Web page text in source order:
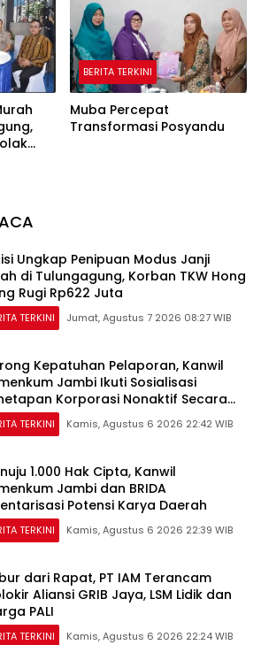
BERITA TERKINI
Muba Percepat
Transformasi Posyandu
Ungkap Penipuan Modus Janji
di Tulungagung, Korban TKW Hong
Rugi Rp622 Juta
TERKINI Jumat, Agustus 7 2026 08:27 WIB
Kepatuhan Pelaporan, Kanwil
Jambi Ikuti Sosialisasi
Korporasi Nonaktif Secara
TERKINI Kamis, Agustus 6 2026 22:42 WIB
1.000 Hak Cipta, Kanwil
Jambi dan BRIDA
Potensi Karya Daerah
TERKINI Kamis, Agustus 6 2026 22:39 WIB
dari Rapat, PT IAM Terancam
Aliansi GRIB Jaya, LSM Lidik dan
PALI
TERKINI Kamis, Agustus 6 2026 22:24 WIB